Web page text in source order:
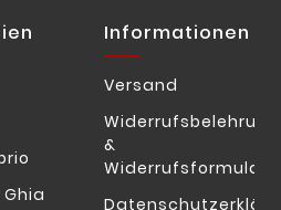
Informationen
Versand
Widerrufsbelehrung
&
Widerrufsformular